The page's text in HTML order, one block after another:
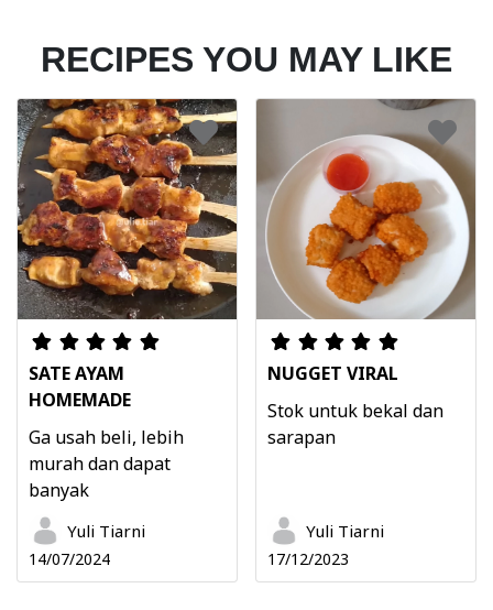
RECIPES YOU MAY LIKE
SATE AYAM
HOMEMADE
Ga usah beli, lebih
murah dan dapat
banyak
Yuli Tiarni
14/07/2024
NUGGET VIRAL
Stok untuk bekal dan
sarapan
Yuli Tiarni
17/12/2023